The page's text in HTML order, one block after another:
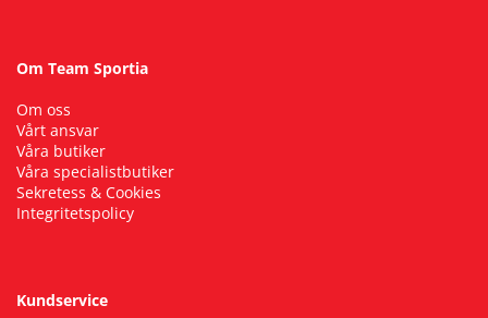
Om Team Sportia
Om oss
Vårt ansvar
Våra butiker
Våra specialistbutiker
Sekretess & Cookies
Integritetspolicy
Kundservice